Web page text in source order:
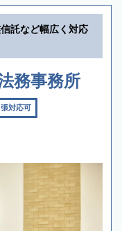
託など幅広く対応
務事務所
対応可